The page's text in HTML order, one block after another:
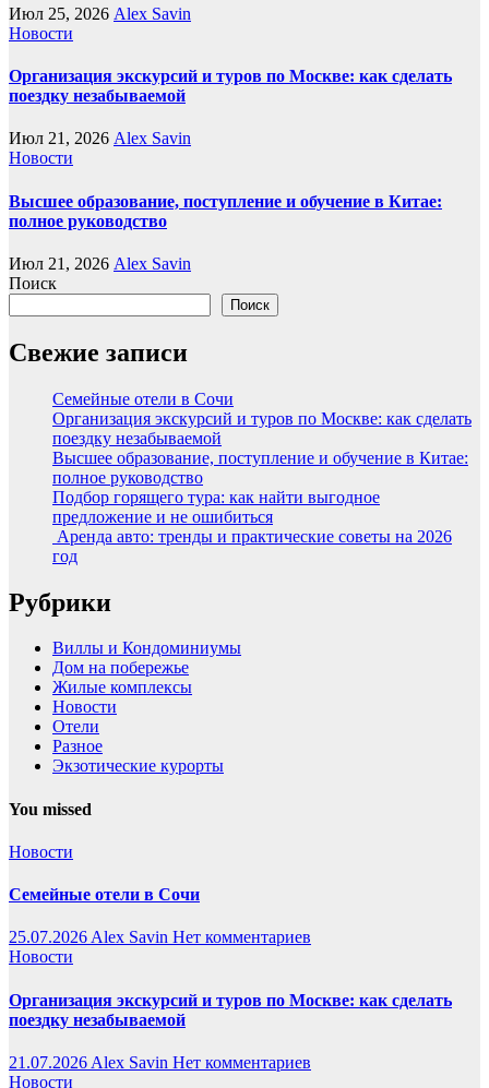
Июл 25, 2026 Alex Savin
Новости
Организация экскурсий и туров по Москве: как сделать
поездку незабываемой
Июл 21, 2026 Alex Savin
Новости
Высшее образование, поступление и обучение в Китае:
полное руководство
Июл 21, 2026 Alex Savin
Поиск
Поиск
Свежие записи
Семейные отели в Сочи
Организация экскурсий и туров по Москве: как сделать
поездку незабываемой
Высшее образование, поступление и обучение в Китае:
полное руководство
Подбор горящего тура: как найти выгодное
предложение и не ошибиться
Аренда авто: тренды и практические советы на 2026
год
Рубрики
Виллы и Кондоминиумы
Дом на побережье
Жилые комплексы
Новости
Отели
Разное
Экзотические курорты
You missed
Новости
Семейные отели в Сочи
25.07.2026Alex Savin Нет комментариев
Новости
Организация экскурсий и туров по Москве: как сделать
поездку незабываемой
21.07.2026 Alex Savin Нет комментариев
Новости